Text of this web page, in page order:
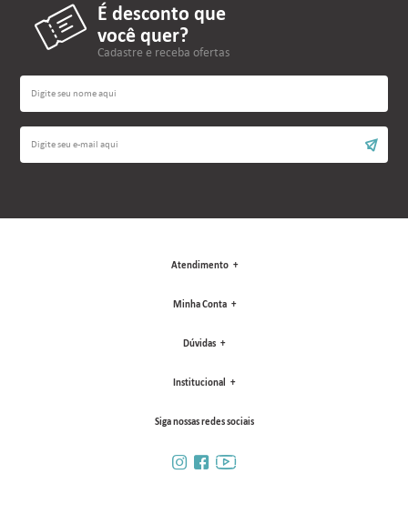
É desconto que
você quer?
Cadastre e receba ofertas
Atendimento
Minha Conta
Dúvidas
Institucional
Siga nossas redes sociais